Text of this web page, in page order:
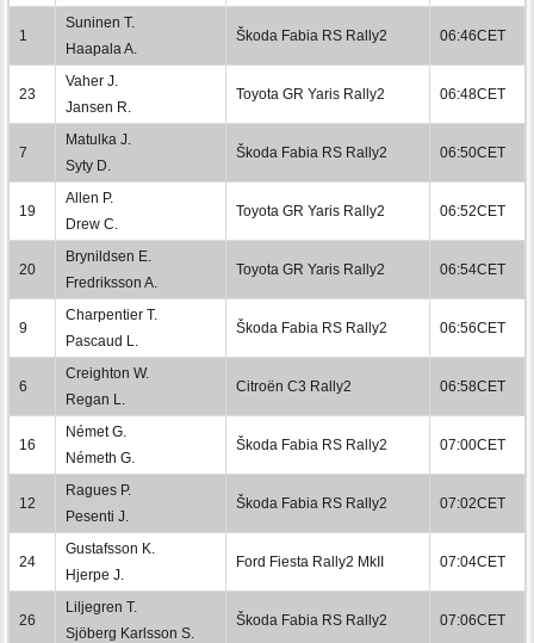
1
Suninen T.
Haapala A.
Škoda Fabia RS Rally2 06:46CET
23
Vaher J.
Jansen R.
Toyota GR Yaris Rally2 06:48CET
7
Matulka J.
Syty D.
Škoda Fabia RS Rally2 06:50CET
19
Allen P.
Drew C.
Toyota GR Yaris Rally2 06:52CET
20
Brynildsen E.
Fredriksson A.
Toyota GR Yaris Rally2 06:54CET
9
Charpentier T.
Pascaud L.
Škoda Fabia RS Rally2 06:56CET
6
Creighton W.
Regan L.
Citroën C3 Rally2 06:58CET
16
Német G.
Németh G.
Škoda Fabia RS Rally2 07:00CET
12
Ragues P.
Pesenti J.
Škoda Fabia RS Rally2 07:02CET
24
Gustafsson K.
Hjerpe J.
Ford Fiesta Rally2 MkII 07:04CET
26
Liljegren T.
Sjöberg Karlsson S.
Škoda Fabia RS Rally2 07:06CET